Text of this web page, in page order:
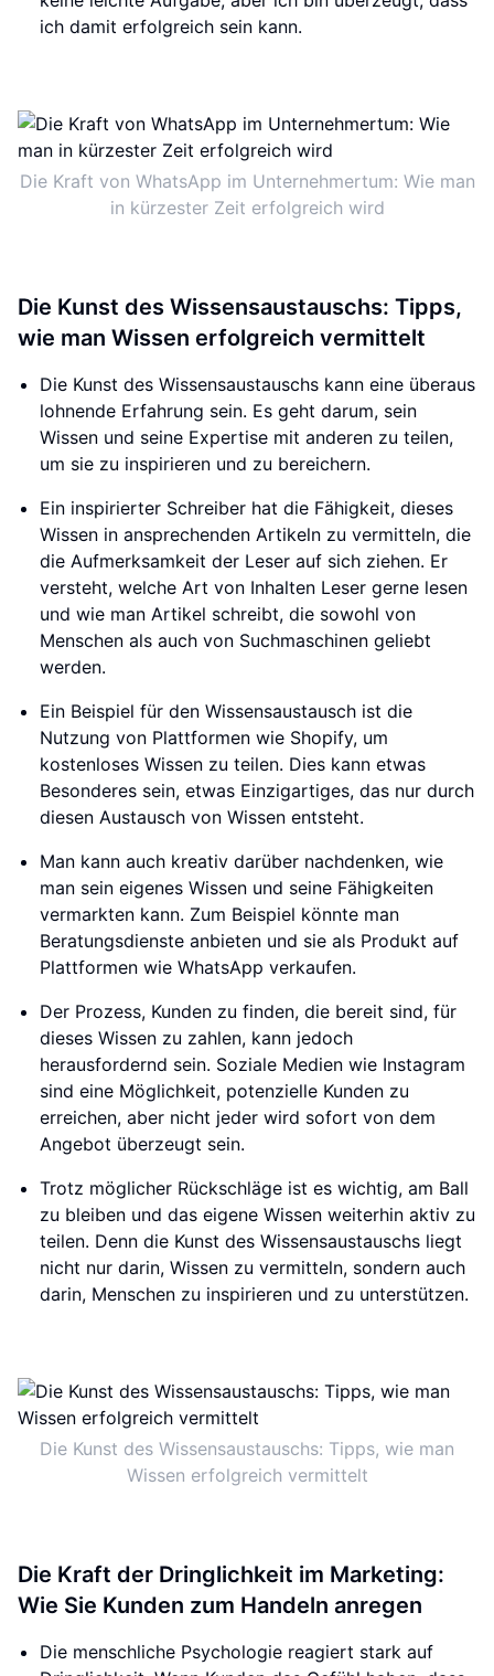
ich damit erfolgreich sein kann.
Die Kraft von WhatsApp im Unternehmertum: Wie man
in kürzester Zeit erfolgreich wird
Die Kunst des Wissensaustauschs: Tipps,
wie man Wissen erfolgreich vermittelt
Die Kunst des Wissensaustauschs kann eine überaus
lohnende Erfahrung sein. Es geht darum, sein
Wissen und seine Expertise mit anderen zu teilen,
um sie zu inspirieren und zu bereichern.
Ein inspirierter Schreiber hat die Fähigkeit, dieses
Wissen in ansprechenden Artikeln zu vermitteln, die
die Aufmerksamkeit der Leser auf sich ziehen. Er
versteht, welche Art von Inhalten Leser gerne lesen
und wie man Artikel schreibt, die sowohl von
Menschen als auch von Suchmaschinen geliebt
werden.
Ein Beispiel für den Wissensaustausch ist die
Nutzung von Plattformen wie Shopify, um
kostenloses Wissen zu teilen. Dies kann etwas
Besonderes sein, etwas Einzigartiges, das nur durch
diesen Austausch von Wissen entsteht.
Man kann auch kreativ darüber nachdenken, wie
man sein eigenes Wissen und seine Fähigkeiten
vermarkten kann. Zum Beispiel könnte man
Beratungsdienste anbieten und sie als Produkt auf
Plattformen wie WhatsApp verkaufen.
Der Prozess, Kunden zu finden, die bereit sind, für
dieses Wissen zu zahlen, kann jedoch
herausfordernd sein. Soziale Medien wie Instagram
sind eine Möglichkeit, potenzielle Kunden zu
erreichen, aber nicht jeder wird sofort von dem
Angebot überzeugt sein.
Trotz möglicher Rückschläge ist es wichtig, am Ball
zu bleiben und das eigene Wissen weiterhin aktiv zu
teilen. Denn die Kunst des Wissensaustauschs liegt
nicht nur darin, Wissen zu vermitteln, sondern auch
darin, Menschen zu inspirieren und zu unterstützen.
Die Kunst des Wissensaustauschs: Tipps, wie man
Wissen erfolgreich vermittelt
Die Kraft der Dringlichkeit im Marketing:
Wie Sie Kunden zum Handeln anregen
Die menschliche Psychologie reagiert stark auf